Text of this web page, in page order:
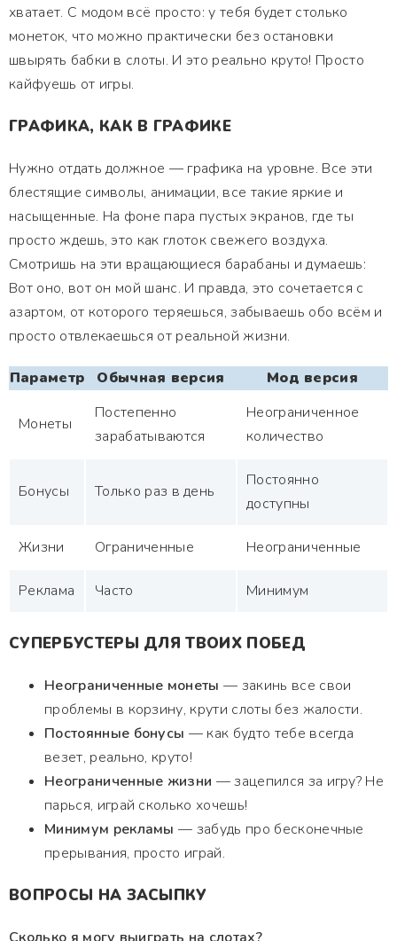
хватает. С модом всё просто: у тебя будет столько
монеток, что можно практически без остановки
швырять бабки в слоты. И это реально круто! Просто
кайфуешь от игры.
ГРАФИКА, КАК В ГРАФИКЕ
Нужно отдать должное — графика на уровне. Все эти
блестящие символы, анимации, все такие яркие и
насыщенные. На фоне пара пустых экранов, где ты
просто ждешь, это как глоток свежего воздуха.
Смотришь на эти вращающиеся барабаны и думаешь:
Вот оно, вот он мой шанс. И правда, это сочетается с
азартом, от которого теряешься, забываешь обо всём и
просто отвлекаешься от реальной жизни.
Параметр Обычная версия Мод версия
Монеты
Постепенно
зарабатываются
Неограниченное
количество
Бонусы Только раз в день
Постоянно
доступны
Жизни Ограниченные Неограниченные
Реклама Часто Минимум
СУПЕРБУСТЕРЫ ДЛЯ ТВОИХ ПОБЕД
Неограниченные монеты — закинь все свои
проблемы в корзину, крути слоты без жалости.
Постоянные бонусы — как будто тебе всегда
везет, реально, круто!
Неограниченные жизни — зацепился за игру? Не
парься, играй сколько хочешь!
Минимум рекламы — забудь про бесконечные
прерывания, просто играй.
ВОПРОСЫ НА ЗАСЫПКУ